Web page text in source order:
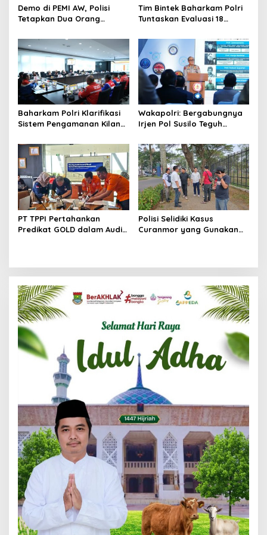
s
Demo di PEMI AW, Polisi
Tetapkan Dua Orang
Tim Bintek Baharkam Polri
Tuntaskan Evaluasi 18
Pertamina Jabar
Baharkam Polri Klarifikasi
Sistem Pengamanan Kilang
Wakapolri: Bergabungnya
Irjen Pol Susilo Teguh
Nasional Pusat Studi
Kepolisian
PT TPPI Pertahankan
Predikat GOLD dalam Audit
Polisi Selidiki Kasus
Curanmor yang Gunakan